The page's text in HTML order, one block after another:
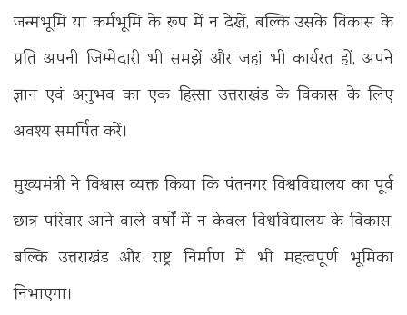
जन्मभूमि या कर्मभूमि के रूप में न देखें, बल्कि उसके विकास के
प्रति अपनी जिम्मेदारी भी समझें और जहां भी कार्यरत हों, अपने
ज्ञान एवं अनुभव का एक हिस्सा उत्तराखंड के विकास के लिए
अवश्य समर्पित करें।
मुख्यमंत्री ने विश्वास व्यक्त किया कि पंतनगर विश्वविद्यालय का पूर्व
छात्र परिवार आने वाले वर्षों में न केवल विश्वविद्यालय के विकास,
बल्कि उत्तराखंड और राष्ट्र निर्माण में भी महत्वपूर्ण भूमिका
निभाएगा।